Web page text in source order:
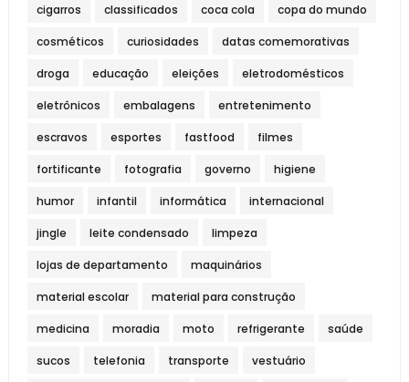
cigarros classificados coca cola copa do mundo
cosméticos curiosidades datas comemorativas
droga educação eleições eletrodomésticos
eletrônicos embalagens entretenimento
escravos esportes fastfood filmes
fortificante fotografia governo higiene
humor infantil informática internacional
jingle leite condensado limpeza
lojas de departamento maquinários
material escolar material para construção
medicina moradia moto refrigerante saúde
sucos telefonia transporte vestuário